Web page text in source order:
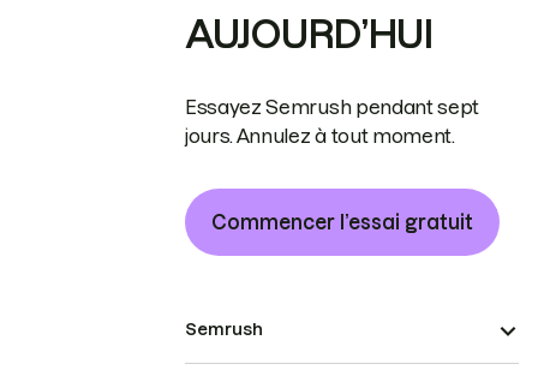
AUJOURD’HUI
Essayez Semrush pendant sept
jours. Annulez à tout moment.
Commencer l’essai gratuit
Semrush